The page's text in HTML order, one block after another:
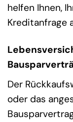
helfen Ihnen,
Kreditanfrage
Der
oder das